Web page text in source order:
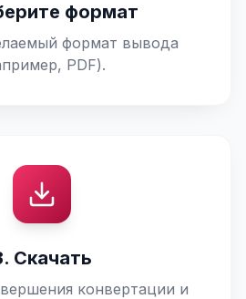
формат
формат вывода
PDF).
Скачать
конвертации и